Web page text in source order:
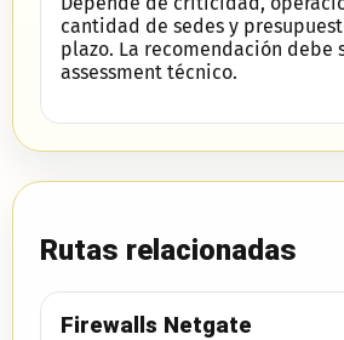
cantidad de sedes y
plazo. La recomendación debe
assessment técnico.
Rutas relacionadas
Firewalls Netgate